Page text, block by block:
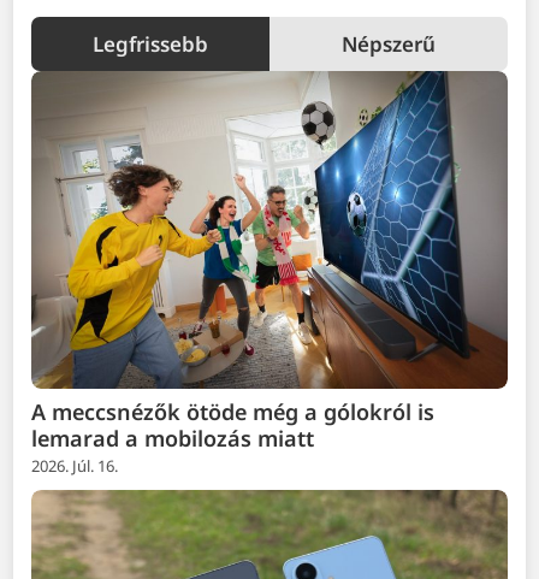
Legfrissebb Népszerű
A meccsnézők ötöde még a gólokról is
lemarad a mobilozás miatt
2026. Júl. 16.